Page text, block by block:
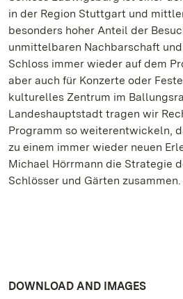
in der Region Stuttgart und
besonders hoher Anteil der
unmittelbaren Nachbarschaft
Schloss immer wieder auf dem
aber auch für Konzerte oder
kulturelles Zentrum im
Landeshauptstadt tragen wir
Programm so weiterentwickeln,
zu einem immer wieder neuen
Michael Hörrmann die Strategie
Schlösser und Gärten zusammen.
DOWNLOAD AND IMAGES